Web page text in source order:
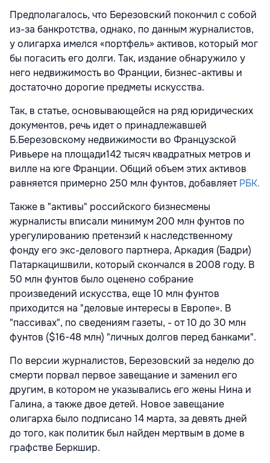
Предполагалось, что Березовский покончил с собой
из-за банкротства, однако, по данным журналистов,
у олигарха имелся «портфель» активов, который мог
бы погасить его долги. Так, издание обнаружило у
него недвижимость во Франции, бизнес-активы и
достаточно дорогие предметы искусства.
Так, в статье, основывающейся на ряд юридических
документов, речь идет о принадлежавшей
Б.Березовскому недвижимости во Французской
Ривьере на площади142 тысяч квадратных метров и
вилле на юге Франции. Общий объем этих активов
равняется примерно 250 млн фунтов, добавляетРБК.
Также в "активы" российского бизнесмены
журналисты вписали минимум 200 млн фунтов по
урегулированию претензий к наследственному
фонду его экс-делового партнера, Аркадия (Бадри)
Патаркацишвили, который скончался в 2008 году. В
50 млн фунтов было оценено собрание
произведений искусства, еще 10 млн фунтов
приходится на "деловые интересы в Европе». В
"пассивах", по сведениям газеты, - от 10 до 30 млн
фунтов ($16-48 млн) "личных долгов перед банками".
По версии журналистов, Березовский за неделю до
смерти порвал первое завещание и заменил его
другим, в котором не указывались его жены Нина и
Галина, а также двое детей. Новое завещание
олигарха было подписано 14 марта, за девять дней
до того, как политик был найден мертвым в доме в
графстве Беркшир.